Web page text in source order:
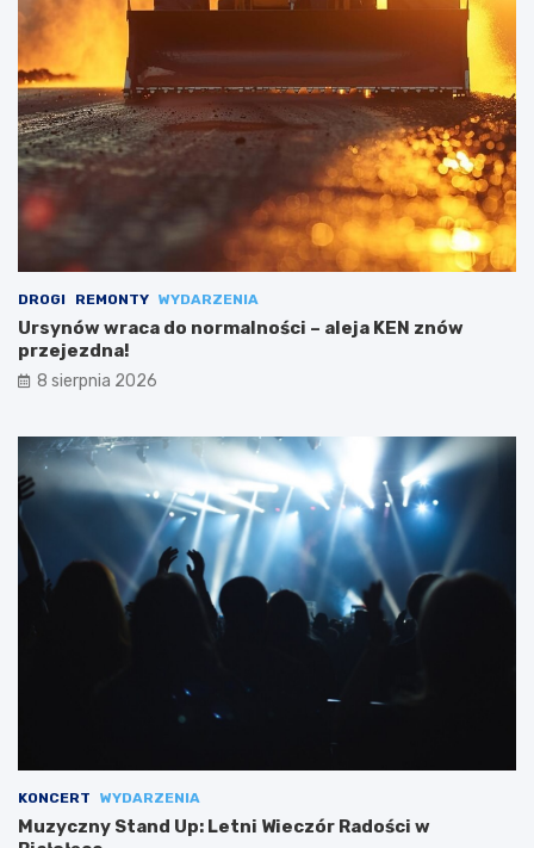
DROGI REMONTY WYDARZENIA
Ursynów wraca do normalności – aleja KEN znów
przejezdna!
8 sierpnia 2026
KONCERT WYDARZENIA
Muzyczny Stand Up: Letni Wieczór Radości w